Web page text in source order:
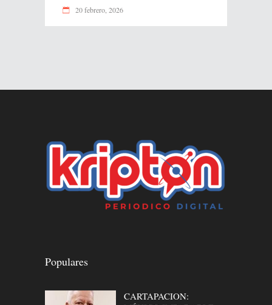
20 febrero, 2026
Populares
CARTAPACION: